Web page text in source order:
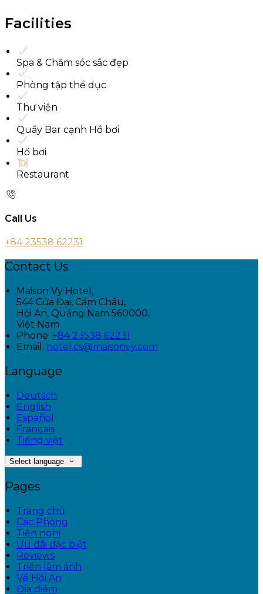
Facilities
Spa & Chăm sóc sắc đẹp
Phòng tập thể dục
Thư viện
Quầy Bar cạnh Hồ bơi
Hồ bơi
Restaurant
Call Us
+84 23538 62231
Contact Us
Maison Vy Hotel,
544 Cửa Đại, Cẩm Châu,
Hội An, Quảng Nam 560000,
Việt Nam
Phone: +84 23538 62231
Email: hotel.cs@maisonvy.com
Language
Deutsch
English
Español
Français
Tiếng việt
Select language
Pages
Trang chủ
Các Phòng
Tiện nghi
Ưu đãi đặc biệt
Reviews
Triển lãm ảnh
Về Hội An
Địa điểm